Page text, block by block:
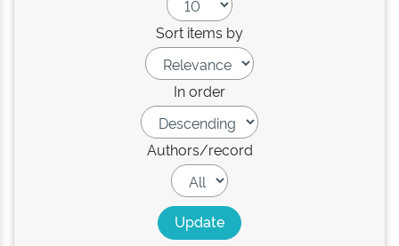
Sort items by
In order
Authors/record